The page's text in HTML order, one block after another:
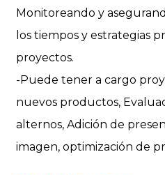
Monitoreando y
los tiempos y estrategias
proyectos.
-Puede tener a cargo
nuevos productos,
alternos, Adición de
imagen, optimización de